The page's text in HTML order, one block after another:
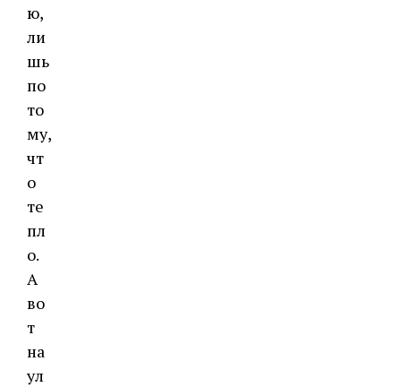
ю,
ли
шь
по
то
му,
чт
о
те
пл
о.
А
во
т
на
ул